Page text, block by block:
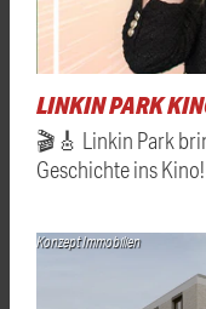
LINKIN PARK
🎬🎸 Linkin Park
Geschichte ins
Konzept Immobilien